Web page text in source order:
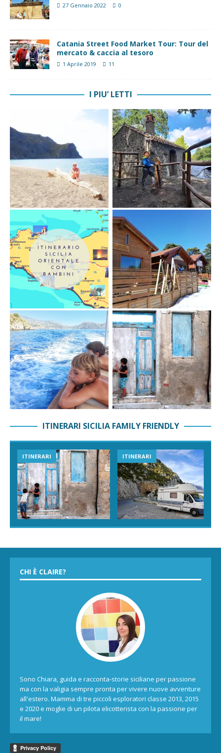
27 Gennaio 2022 0
Catania Street Food Market Tour: Tour del
mercato & caccia al tesoro
1 Aprile 2019 11
I PIU’ LETTI
ITINERARI SICILIA FAMILY FRIENDLY
ITINERARI ITINERARI
CHI È CLAIRE?
Sono Chiara, guida e racconta-storie siciliane per passione
ma con la valigia sempre pronta per vivere nuove avventure
all'estero. Mamma di tre piccoli esploratori classe 2013, 2015
e 2020 e moglie di un pilota elicotterista con la passione per
il mare!